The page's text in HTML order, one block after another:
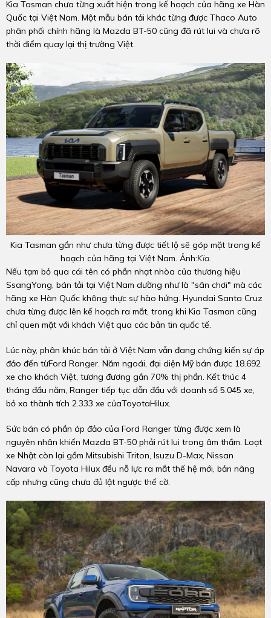
Kia Tasman chưa từng xuất hiện trong kế hoạch của hãng xe Hàn
Quốc tại Việt Nam. Một mẫu bán tải khác từng được Thaco Auto
phân phối chính hãng là Mazda BT-50 cũng đã rút lui và chưa rõ
thời điểm quay lại thị trường Việt.
Kia Tasman gần như chưa từng được tiết lộ sẽ góp mặt trong kế
hoạch của hãng tại Việt Nam. Ảnh:Kia.
Nếu tạm bỏ qua cái tên có phần nhạt nhòa của thương hiệu
SsangYong, bán tải tại Việt Nam dường như là "sân chơi" mà các
hãng xe Hàn Quốc không thực sự hào hứng. Hyundai Santa Cruz
chưa từng được lên kế hoạch ra mắt, trong khi Kia Tasman cũng
chỉ quen mặt với khách Việt qua các bản tin quốc tế.
Lúc này, phân khúc bán tải ở Việt Nam vẫn đang chứng kiến sự áp
đảo đến từFord Ranger. Năm ngoái, đại diện Mỹ bán được 18.692
xe cho khách Việt, tương đương gần 70% thị phần. Kết thúc 4
tháng đầu năm, Ranger tiếp tục dẫn đầu với doanh số 5.045 xe,
bỏ xa thành tích 2.333 xe củaToyotaHilux.
Sức bán có phần áp đảo của Ford Ranger từng được xem là
nguyên nhân khiến Mazda BT-50 phải rút lui trong âm thầm. Loạt
xe Nhật còn lại gồm Mitsubishi Triton, Isuzu D-Max, Nissan
Navara và Toyota Hilux đều nỗ lực ra mắt thế hệ mới, bản nâng
cấp nhưng cũng chưa đủ lật ngược thế cờ.